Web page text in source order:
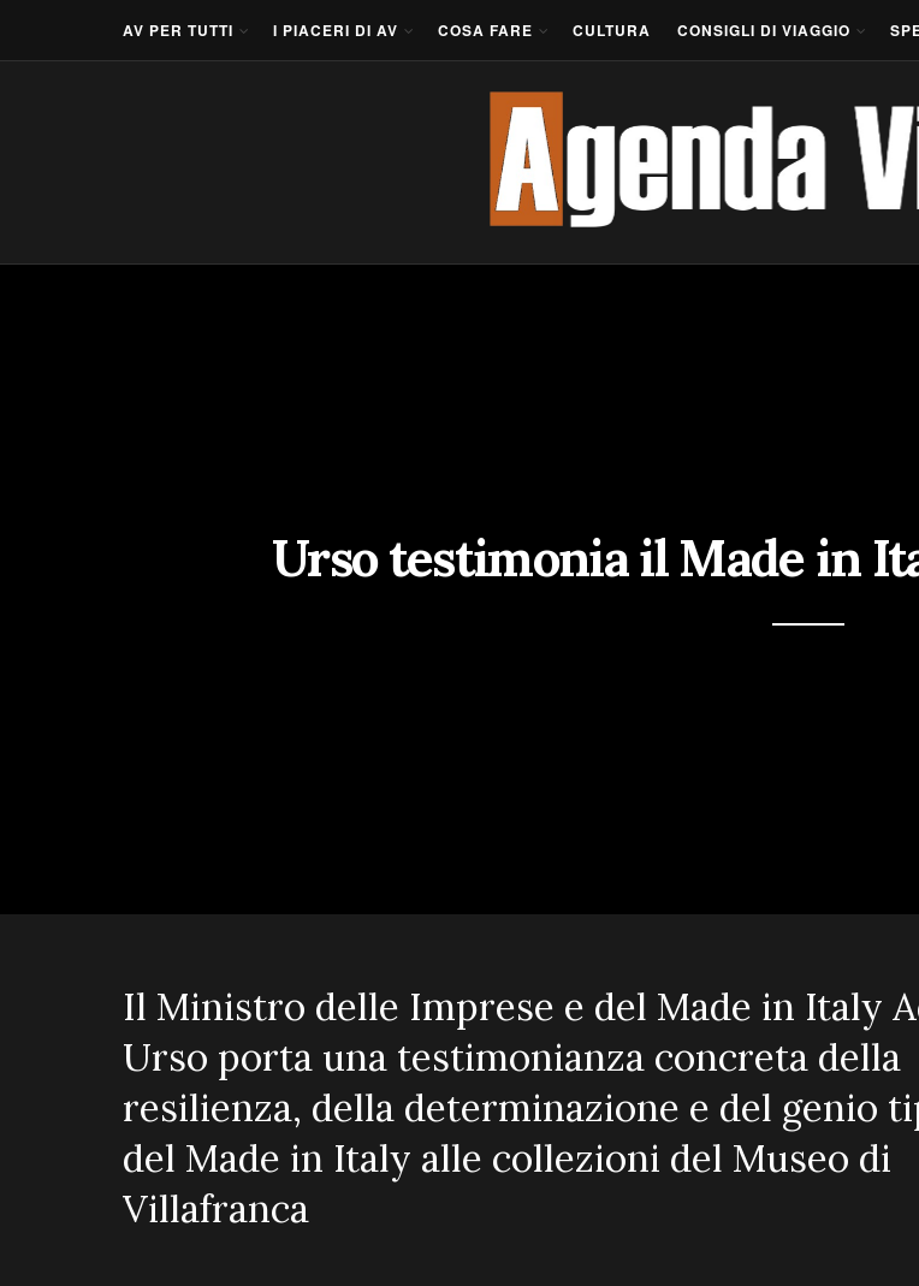
AV PER TUTTI I PIACERI DI AV COSA FARE CULTURA CONSIGLI DI VIAGGIO
Urso testimonia il Made in
Il Ministro delle Imprese e del Made in Italy
Urso porta una testimonianza concreta della
resilienza, della determinazione e del genio
del Made in Italy alle collezioni del Museo di
Villafranca